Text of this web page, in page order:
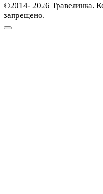
©2014- 2026 Травелинка.
запрещено.